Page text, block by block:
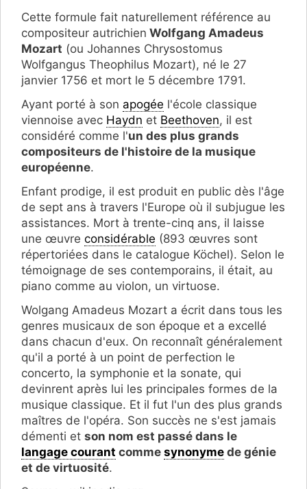
Cette formule fait naturellement référence au
compositeur autrichien Wolfgang Amadeus
Mozart (ou Johannes Chrysostomus
Wolfgangus Theophilus Mozart), né le 27
janvier 1756 et mort le 5 décembre 1791.
Ayant porté à son apogée l'école classique
viennoise avec Haydn et Beethoven, il est
considéré comme l'un des plus grands
compositeurs de l'histoire de la musique
européenne.
Enfant prodige, il est produit en public dès l'âge
de sept ans à travers l'Europe où il subjugue les
assistances. Mort à trente-cinq ans, il laisse
une œuvre considérable (893 œuvres sont
répertoriées dans le catalogue Köchel). Selon le
témoignage de ses contemporains, il était, au
piano comme au violon, un virtuose.
Wolgang Amadeus Mozart a écrit dans tous les
genres musicaux de son époque et a excellé
dans chacun d'eux. On reconnaît généralement
qu'il a porté à un point de perfection le
concerto, la symphonie et la sonate, qui
devinrent après lui les principales formes de la
musique classique. Et il fut l'un des plus grands
maîtres de l'opéra. Son succès ne s'est jamais
démenti et son nom est passé dans le
langage courant comme synonyme de génie
et de virtuosité.